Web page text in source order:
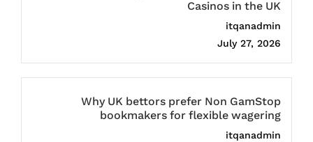
Casinos in the UK
itqanadmin
July 27, 2026
Why UK bettors prefer Non GamStop
bookmakers for flexible wagering
itqanadmin